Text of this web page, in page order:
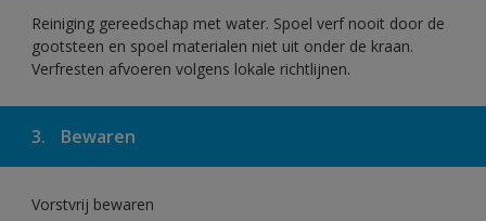
Reiniging gereedschap met water. Spoel verf nooit door de
gootsteen en spoel materialen niet uit onder de kraan.
Verfresten afvoeren volgens lokale richtlijnen.
3. Bewaren
Vorstvrij bewaren